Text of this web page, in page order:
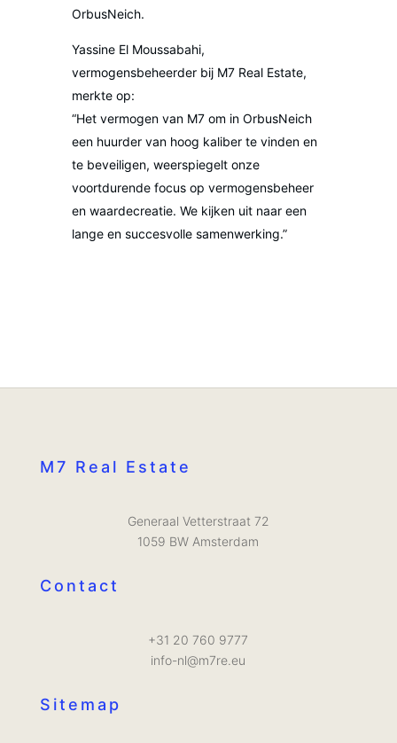
OrbusNeich.
Yassine El Moussabahi,
vermogensbeheerder bij M7 Real Estate,
merkte op:
“Het vermogen van M7 om in OrbusNeich
een huurder van hoog kaliber te vinden en
te beveiligen, weerspiegelt onze
voortdurende focus op vermogensbeheer
en waardecreatie. We kijken uit naar een
lange en succesvolle samenwerking.”
M7 Real Estate
Generaal Vetterstraat 72
1059 BW Amsterdam
Contact
+31 20 760 9777
info-nl@m7re.eu
Sitemap